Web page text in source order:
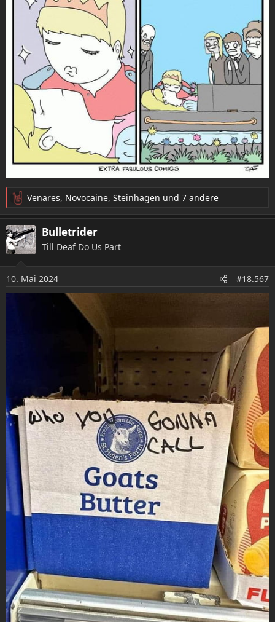
R
e
a
k
t
n
e
Venares, Novocaine, Steinhagen und 7 andere
Bulletrider
Till Deaf Do Us Part
10. Mai 2024 #18.567